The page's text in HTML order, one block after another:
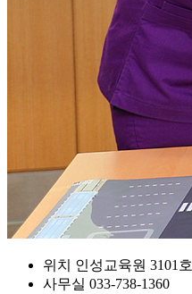
위치
인성교육원 3101호
사무실 033-738-1360